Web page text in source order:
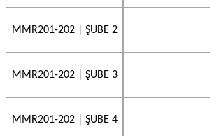
MMR201-202 | ŞUBE 2
MMR201-202 | ŞUBE 3
MMR201-202 | ŞUBE 4